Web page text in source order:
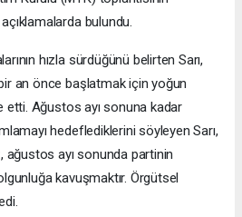
bulundu.
hızla sürdüğünü belirten Sarı,
an önce başlatmak için yoğun
etti. Ağustos ayı sonuna kadar
hedeflediklerini söyleyen Sarı,
ağustos ayı sonunda partinin
kavuşmaktır. Örgütsel